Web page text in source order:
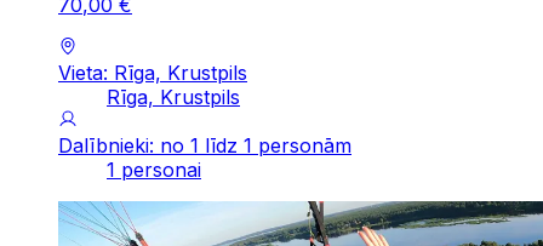
70,00 €
Vieta: Rīga, Krustpils
Rīga, Krustpils
Dalībnieki: no 1 līdz 1 personām
1 personai